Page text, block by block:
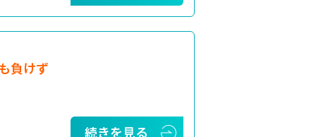
負けず
続きを見る